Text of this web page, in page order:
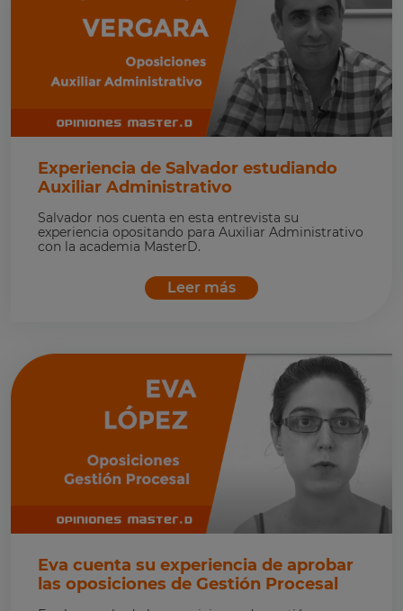
Experiencia de Salvador estudiando
Auxiliar Administrativo
Salvador nos cuenta en esta entrevista su
experiencia opositando para Auxiliar Administrativo
con la academia MasterD.
Leer más
Eva cuenta su experiencia de aprobar
las oposiciones de Gestión Procesal